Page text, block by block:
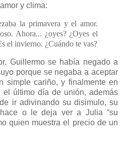
y clima:
la primavera y el amor.
Ahora... ¿oyes? ¿Oyes el
el invierno. ¿Cuándo te vas?
Guillermo se había negado a
porque se negaba a aceptar
simple cariño, y finalmente en
el último día de unión, además
ir adivinando su disimulo, su
o le deja ver a Julia “su
quien muestra el precio de un